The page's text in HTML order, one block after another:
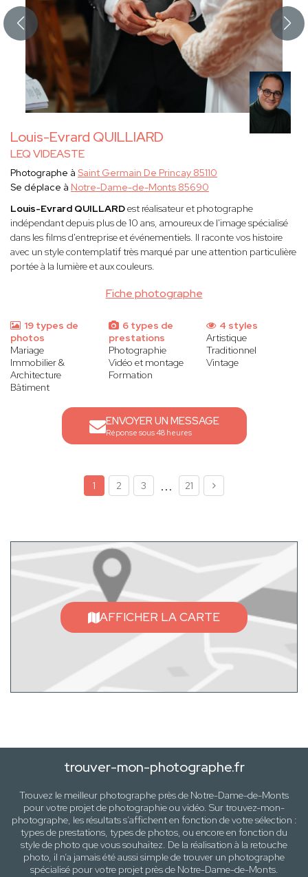
Louis-Evrard QUILLIARD
LEQ VIDEASTE
Fiche photographe
Photographe à Saint Germain De Princay 85110
Se déplace à Notre-Dame-de-Monts 85690
Louis-Evrard QUILLARDest réalisateur et photographe
indépendant depuis plus de 10 ans, amoureux de l'image spécialisé
dans les films d'entreprise et événementiels. Il raconte vos histoire
avec un style contemplatif très marqué par une attention particulière
portée à la lumière et aux couleurs.
19 types de
photos
Mariage
Immobilier &
Architecture
Bâtiment
6 types de
prestations
Photographie
Vidéo et montage
Formation
4 styles
Artistique
Traditionnel
Vintage
ENVOYER UN MESSAGE
Réponse sous 48 heures
1 2 3 ... 21
AFFICHER LA CARTE
trouver-mon-photographe.fr
Trouvez le meilleur photographe près de Notre-Dame-de-Monts
pour votre projet de photographie ou vidéo. Sur trouvez-mon-
photographe, les résultats s’affichent en fonction de votre sélection :
types de prestations, types de photos, ou encore en fonction du
stylede photo que vous souhaitez. De la réalisation à la retouche
photo, il n’a jamais été aussi simple de trouver un photographe
spécialisé pour votre projet près de Notre-Dame-de-Monts.